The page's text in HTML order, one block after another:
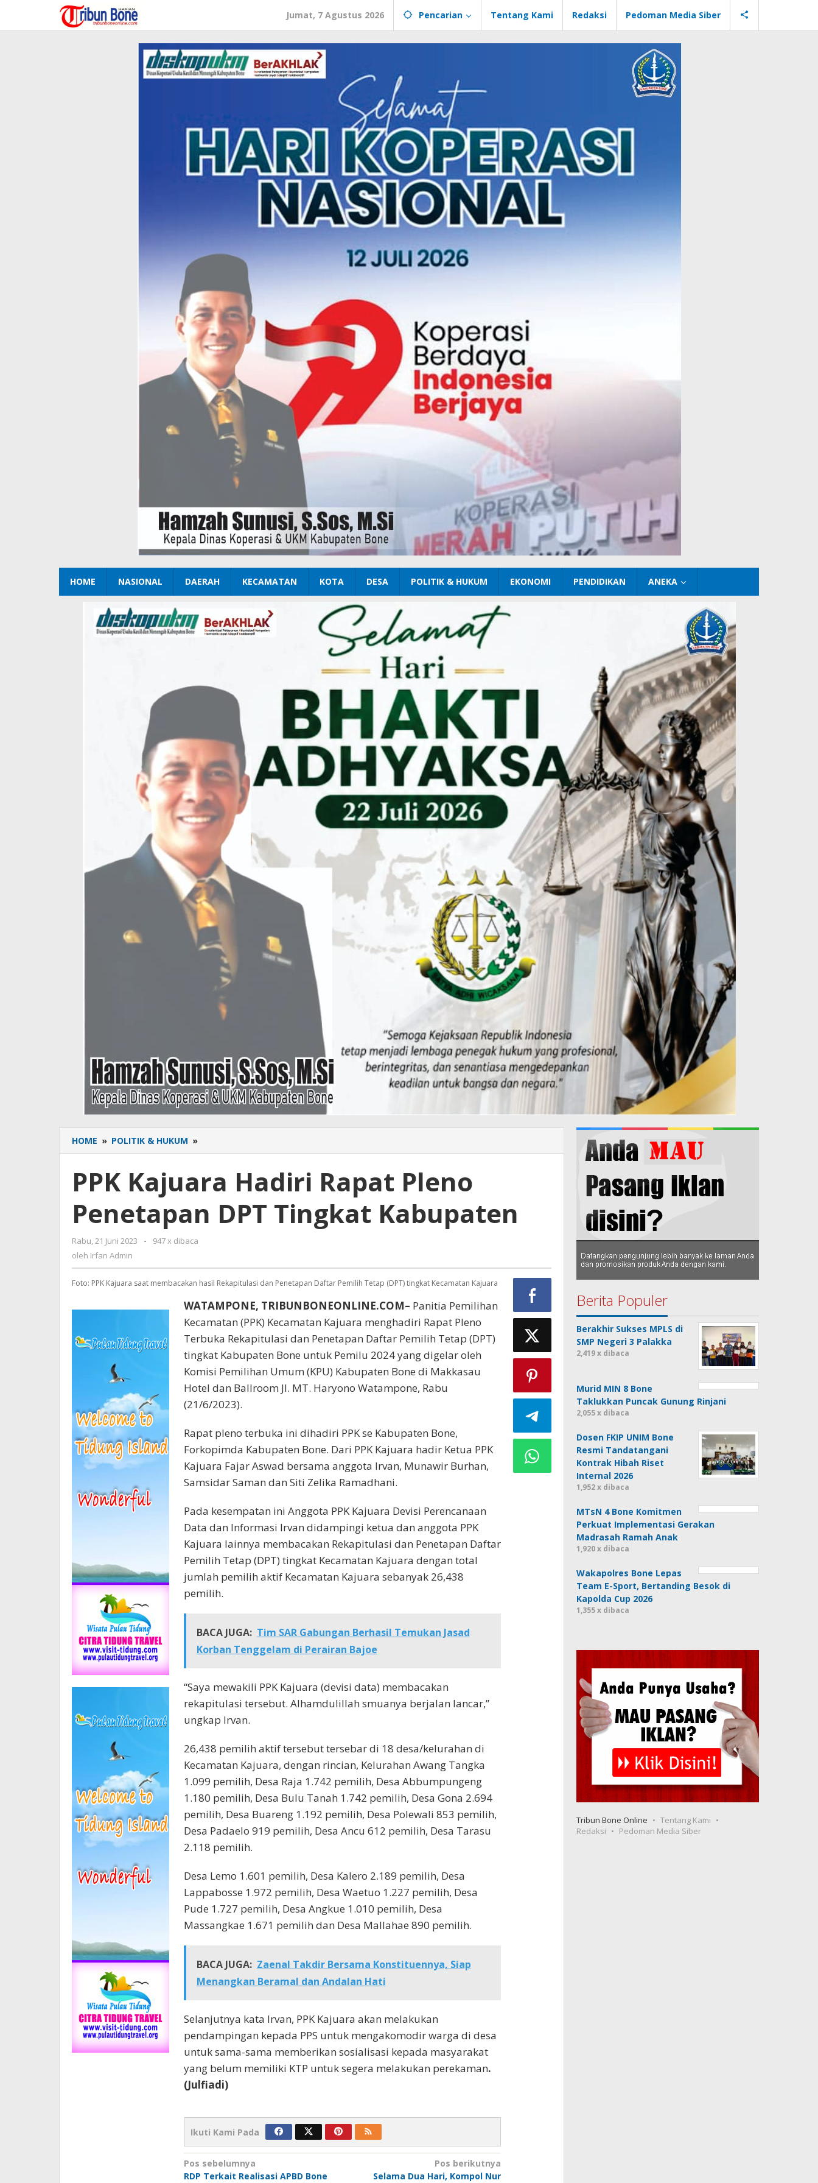
konten
Jumat, 7 Agustus 2026 Pencarian Tentang Kami Redaksi Pedoman Media Siber
HOME NASIONAL DAERAH KECAMATAN KOTA DESA POLITIK & HUKUM EKONOMI PENDIDIKAN ANEKA
HOME » POLITIK & HUKUM »
Kajuara
Rapat
Pleno
Penetapan
DPT
PPK Kajuara Hadiri Rapat Pleno
Penetapan DPT Tingkat Kabupaten
Rabu, 21 Juni 2023
oleh
-
947 x dibaca
oleh Irfan Admin
Foto: PPK Kajuara saat membacakan hasil Rekapitulasi dan Penetapan Daftar Pemilih Tetap (DPT) tingkat Kecamatan Kajuara
WATAMPONE, TRIBUNBONEONLINE.COM– Panitia Pemilihan
Kecamatan (PPK) Kecamatan Kajuara menghadiri Rapat Pleno
Terbuka Rekapitulasi dan Penetapan Daftar Pemilih Tetap (DPT)
tingkat Kabupaten Bone untuk Pemilu 2024 yang digelar oleh
Komisi Pemilihan Umum (KPU) Kabupaten Bone di Makkasau
Hotel dan Ballroom Jl. MT. Haryono Watampone, Rabu
(21/6/2023).
Rapat pleno terbuka ini dihadiri PPK se Kabupaten Bone,
Forkopimda Kabupaten Bone. Dari PPK Kajuara hadir Ketua PPK
Kajuara Fajar Aswad bersama anggota Irvan, Munawir Burhan,
Samsidar Saman dan Siti Zelika Ramadhani.
Pada kesempatan ini Anggota PPK Kajuara Devisi Perencanaan
Data dan Informasi Irvan didampingi ketua dan anggota PPK
Kajuara lainnya membacakan Rekapitulasi dan Penetapan Daftar
Pemilih Tetap (DPT) tingkat Kecamatan Kajuara dengan total
jumlah pemilih aktif Kecamatan Kajuara sebanyak 26,438
pemilih.
BACA JUGA: Tim SAR Gabungan Berhasil Temukan Jasad
Korban Tenggelam di Perairan Bajoe
“Saya mewakili PPK Kajuara (devisi data) membacakan
rekapitulasi tersebut. Alhamdulillah smuanya berjalan lancar,”
ungkap Irvan.
26,438 pemilih aktif tersebut tersebar di 18 desa/kelurahan di
Kecamatan Kajuara, dengan rincian, Kelurahan Awang Tangka
1.099 pemilih, Desa Raja 1.742 pemilih, Desa Abbumpungeng
1.180 pemilih, Desa Bulu Tanah 1.742 pemilih, Desa Gona 2.694
pemilih, Desa Buareng 1.192 pemilih, Desa Polewali 853 pemilih,
Desa Padaelo 919 pemilih, Desa Ancu 612 pemilih, Desa Tarasu
2.118 pemilih.
Desa Lemo 1.601 pemilih, Desa Kalero 2.189 pemilih, Desa
Lappabosse 1.972 pemilih, Desa Waetuo 1.227 pemilih, Desa
Pude 1.727 pemilih, Desa Angkue 1.010 pemilih, Desa
Massangkae 1.671 pemilih dan Desa Mallahae 890 pemilih.
BACA JUGA: Zaenal Takdir Bersama Konstituennya, Siap
Menangkan Beramal dan Andalan Hati
Selanjutnya kata Irvan, PPK Kajuara akan melakukan
pendampingan kepada PPS untuk mengakomodir warga di desa
untuk sama-sama memberikan sosialisasi kepada masyarakat
yang belum memiliki KTP untuk segera melakukan perekaman.
(Julfiadi)
Ikuti Kami Pada
Navigasi
Pos sebelumnya
RDP Terkait Realisasi APBD Bone
Pos berikutnya
Selama Dua Hari, Kompol Nur
Berita Populer
Berakhir Sukses MPLS di
SMP Negeri 3 Palakka
2,419 x dibaca
Murid MIN 8 Bone
Taklukkan Puncak Gunung Rinjani
2,055 x dibaca
Dosen FKIP UNIM Bone
Resmi Tandatangani
Kontrak Hibah Riset
Internal 2026
1,952 x dibaca
MTsN 4 Bone Komitmen
Perkuat Implementasi Gerakan
Madrasah Ramah Anak
1,920 x dibaca
Wakapolres Bone Lepas
Team E-Sport, Bertanding Besok di
Kapolda Cup 2026
1,355 x dibaca
Tribun Bone Online
Tentang Kami
Redaksi
Pedoman Media Siber